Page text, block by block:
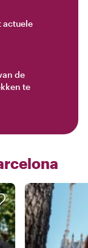
actuele
de
te